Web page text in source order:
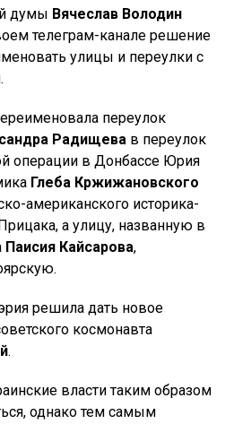
думы Вячеслав Володин
телеграм-канале решение
улицы и переулки с
переулок
Радищева в переулок
операции в Донбассе Юрия
Глеба Кржижановского
американского историка-
а улицу, названную в
Паисия Кайсарова,
решила дать новое
космонавта
.
власти таким образом
однако тем самым